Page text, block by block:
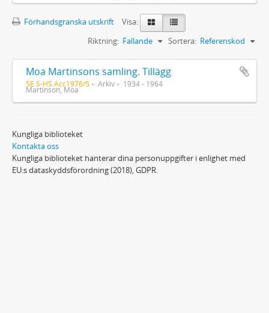
Förhandsgranska utskrift
Visa:
Sortera: Referenskod
Riktning: Fallande
Moa Martinsons samling. Tillägg
SE S-HS Acc1976/5 Arkiv 1934 - 1964
Martinson, Moa
Kungliga biblioteket
Kontakta oss
Kungliga biblioteket hanterar dina personuppgifter i enlighet med
EU:s dataskyddsförordning (2018), GDPR.